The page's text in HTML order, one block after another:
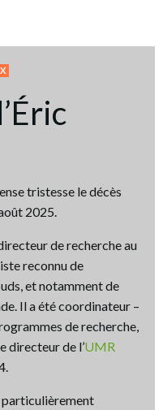
tristesse le décès
2025.
de recherche au
reconnu de
et notamment de
Il a été coordinateur –
de recherche,
directeur de l’UMR
particulièrement